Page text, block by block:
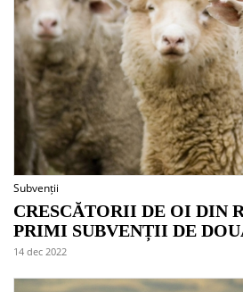
Subvenții
CRESCĂTORII DE OI DIN
PRIMI SUBVENȚII DE
14 dec 2022